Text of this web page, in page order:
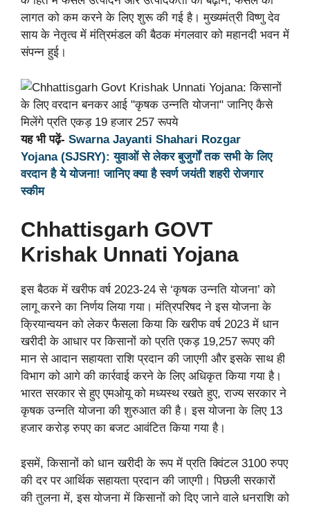
लागत को कम करने के लिए शुरू की गई है। मुख्यमंत्री विष्णु देव
साय के नेतृत्व में मंत्रिमंडल की बैठक मंगलवार को महानदी भवन में
संपन्न हुई।
यह भी पढ़ें- Swarna Jayanti Shahari Rozgar
Yojana (SJSRY): युवाओं से लेकर बुजुर्गों तक सभी के लिए
वरदान है ये योजना! जानिए क्या है स्वर्ण जयंती शहरी रोजगार
स्कीम
Chhattisgarh GOVT
Krishak Unnati Yojana
इस बैठक में खरीफ वर्ष 2023-24 से ‘कृषक उन्नति योजना’ को
लागू करने का निर्णय लिया गया। मंत्रिपरिषद ने इस योजना के
क्रियान्वयन को लेकर फैसला किया कि खरीफ वर्ष 2023 में धान
खरीदी के आधार पर किसानों को प्रति एकड़ 19,257 रूपए की
मान से आदान सहायता राशि प्रदान की जाएगी और इसके साथ ही
विभाग को आगे की कार्रवाई करने के लिए अधिकृत किया गया है।
भारत सरकार से हुए एमओयू को मध्यस्थ रखते हुए, राज्य सरकार ने
कृषक उन्नति योजना की शुरुआत की है। इस योजना के लिए 13
हजार करोड़ रुपए का बजट आवंटित किया गया है।
इसमें, किसानों को धान खरीदी के रूप में प्रति क्विंटल 3100 रुपए
की दर पर आर्थिक सहायता प्रदान की जाएगी। पिछली सरकारों
की तुलना में, इस योजना में किसानों को दिए जाने वाले धनराशि को